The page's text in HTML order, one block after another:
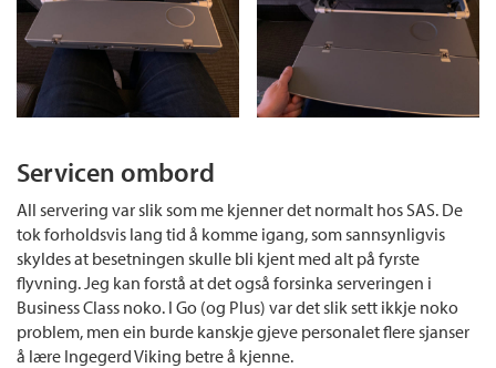
Servicen ombord
All servering var slik som me kjenner det normalt hos SAS. De
tok forholdsvis lang tid å komme igang, som sannsynligvis
skyldes at besetningen skulle bli kjent med alt på fyrste
flyvning. Jeg kan forstå at det også forsinka serveringen i
Business Class noko. I Go (og Plus) var det slik sett ikkje noko
problem, men ein burde kanskje gjeve personalet flere sjanser
å lære Ingegerd Viking betre å kjenne.